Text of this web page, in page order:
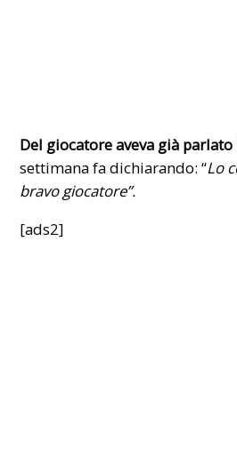
Del giocatore aveva già
settimana fa dichiarando: “Lo
bravo giocatore”.
[ads2]